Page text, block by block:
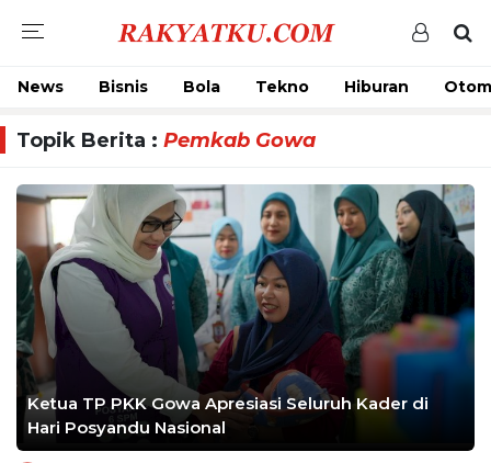
News Bisnis Bola Tekno Hiburan
Topik Berita : Pemkab Gowa
Ketua TP PKK Gowa Apresiasi Seluruh Kader di
Hari Posyandu Nasional